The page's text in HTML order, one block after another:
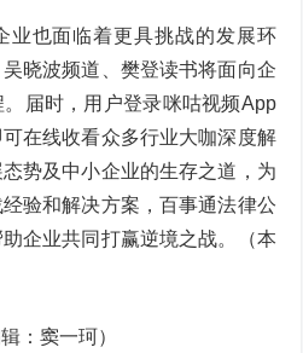
业也面临着更具挑战的发展环
晓波频道、樊登读书将面向企
届时，用户登录咪咕视频App
在线收看众多行业大咖深度解
势及中小企业的生存之道，为
验和解决方案，百事通法律公
企业共同打赢逆境之战。（本
：窦一珂）